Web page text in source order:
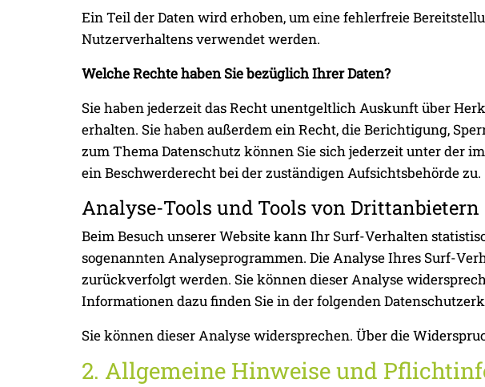
Ein Teil der Daten wird erhoben, um eine fehlerfreie
Nutzerverhaltens verwendet werden.
Welche Rechte haben Sie bezüglich Ihrer Daten?
Sie haben jederzeit das Recht unentgeltlich Auskunft über
erhalten. Sie haben außerdem ein Recht, die Berichtigung,
zum Thema Datenschutz können Sie sich jederzeit unter der
ein Beschwerderecht bei der zuständigen Aufsichtsbehörde zu.
Analyse-Tools und Tools von Drittanbietern
Beim Besuch unserer Website kann Ihr Surf-Verhalten
sogenannten Analyseprogrammen. Die Analyse Ihres Surf-
zurückverfolgt werden. Sie können dieser Analyse
Informationen dazu finden Sie in der folgenden
Sie können dieser Analyse widersprechen. Über die
2. Allgemeine Hinweise und